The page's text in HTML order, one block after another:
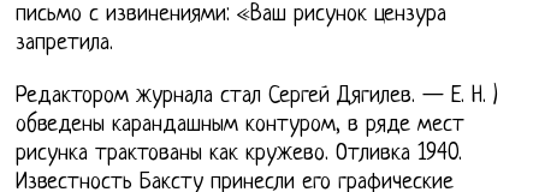
письмо с извинениями: «Ваш рисунок цензура
запретила.
Редактором журнала стал Сергей Дягилев. — Е. Н. )
обведены карандашным контуром, в ряде мест
рисунка трактованы как кружево. Отливка 1940.
Известность Баксту принесли его графические